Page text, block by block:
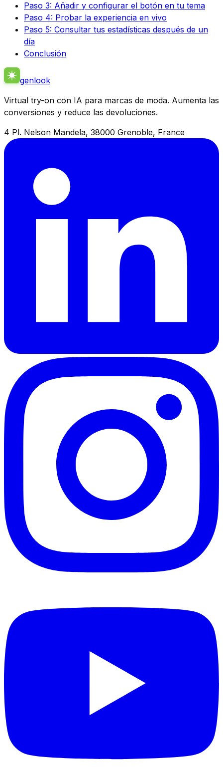
Paso 3: Añadir y configurar el botón en tu tema
Paso 4: Probar la experiencia en vivo
Paso 5: Consultar tus estadísticas después de un
día
Conclusión
genlook
Virtual try-on con IA para marcas de moda. Aumenta las
conversiones y reduce las devoluciones.
4 Pl. Nelson Mandela, 38000 Grenoble, France